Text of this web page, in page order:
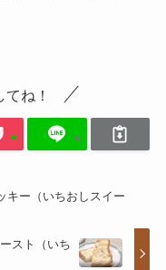
ね！
キー（いちおしスイー
スト（いち